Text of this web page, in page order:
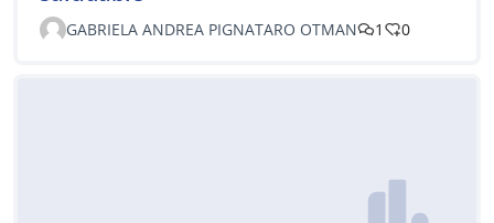
GABRIELA ANDREA PIGNATARO OTMAN 1 0